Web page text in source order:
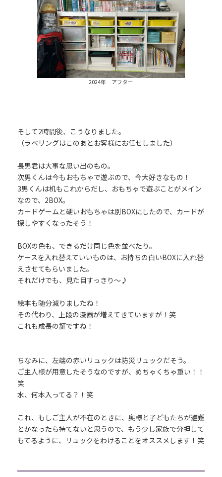
2024年 アフター
そして2時間後、こうなりました。
（ラベリングはこのあとお客様にお任せしました）
長男君は大事な思い出のもの。
次男くんは今もおもちゃで遊ぶので、今大好きなもの！
3男くんは机もこれからだし、おもちゃで遊ぶことがメイン
なので、2BOX。
カードゲームと硬いおもちゃは別BOXにしたので、カードが
探しやすくなったそう！
BOXの色も、できるだけ同じ色を並べたり。
ケースを入れ替えていいものは、お持ちの白いBOXに入れ替
えさせてもらいました。
それだけでも、見た目すっきり～♪
絵本も随分減りましたね！
その代わり、上段の漫画が増えてきていますが！笑
これも成長の証ですね！
ちなみに、左端の赤いリュックは防災リュックだそう。
ご主人様が用意したそうなのですが、めちゃくちゃ重い！！
笑
水、何本入ってる？！笑
これ、もしご主人が不在のときに、奥様と子どもたちが避難
とかなったら持てないと思うので、もう少し家族で分担して
もてるように、リュックをわけることをオススメします！笑